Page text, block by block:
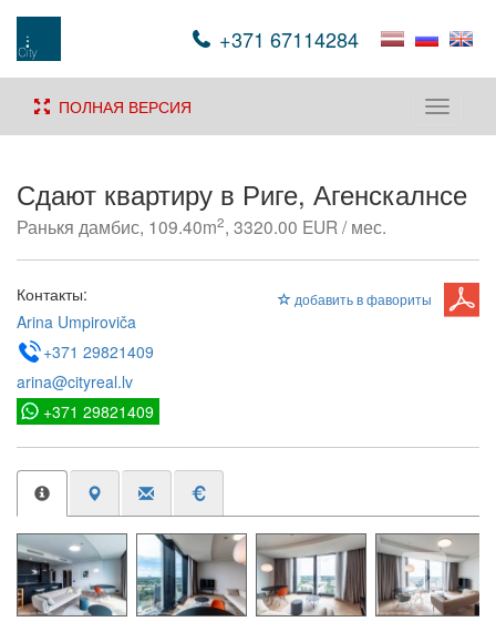
+371 67114284
Toggle
ПОЛНАЯ ВЕРСИЯ
Сдают квартиру в Риге, Агенскалнсе
Ранькя дамбис, 109.40m2, 3320.00 EUR / мес.
добавить в фавориты
Контакты:
Arina Umpiroviča
+371 29821409
arina@cityreal.lv
+371 29821409